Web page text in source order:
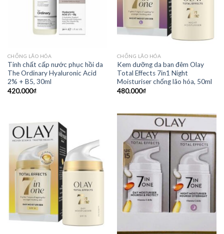
CHỐNG LÃO HÓA
Tinh chất cấp nước phục hồi da
The Ordinary Hyaluronic Acid
2% + B5, 30ml
420.000₫
CHỐNG LÃO HÓA
Kem dưỡng da ban đêm Olay
Total Effects 7in1 Night
Moisturiser chống lão hóa, 50ml
480.000₫